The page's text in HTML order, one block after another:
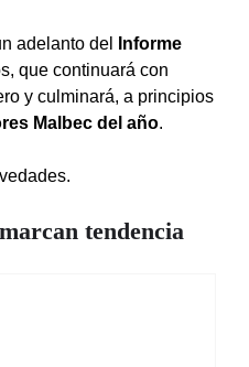
adelanto del
Informe
que continuará con
y culminará, a principios
Malbec del año.
tendencia